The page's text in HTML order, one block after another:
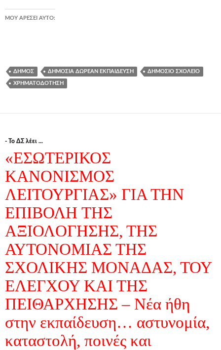
ΜΟΥ ΑΡΈΣΕΙ ΑΥΤΌ:
ΔΉΜΟΣ ΔΗΜΌΣΙΑ ΔΩΡΕΆΝ ΕΚΠΑΊΔΕΥΣΗ ΔΗΜΌΣΙΟ ΣΧΟΛΕΊΟ
ΧΡΗΜΑΤΟΔΌΤΗΣΗ
- Το ΔΣ λέει ...
«ΕΣΩΤΕΡΙΚΟΣ
ΚΑΝΟΝΙΣΜΟΣ
ΛΕΙΤΟΥΡΓΙΑΣ» ΓΙΑ ΤΗΝ
ΕΠΙΒΟΛH ΤΗΣ
ΑΞΙΟΛOΓΗΣΗΣ, ΤΗΣ
ΑΥΤΟΝOΜΙΑΣ ΤΗΣ
ΣΧΟΛΙΚHΣ ΜΟΝAΔΑΣ, ΤΟΥ
ΕΛΕΓΧΟΥ ΚΑΙ ΤΗΣ
ΠΕΙΘΑΡΧHΣΗΣ – Νέα ήθη
στην εκπαίδευση… αστυνομία,
καταστολή, ποινές και